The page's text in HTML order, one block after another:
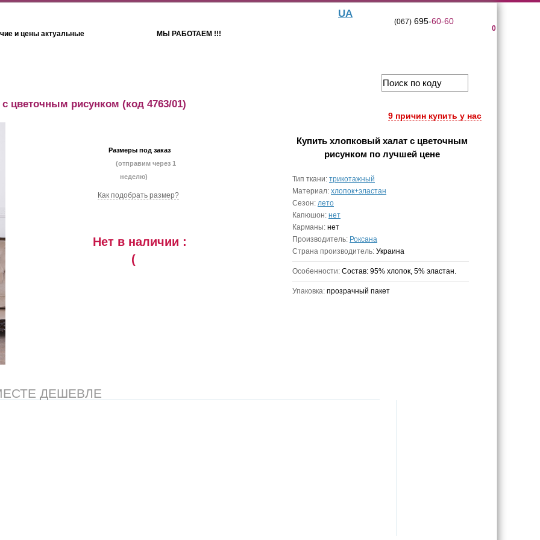
и цены актуальные МЫ РАБОТАЕМ !!!
UA
0
(067)695-60-60
9 причин купить у нас
цветочным рисунком (код 4763/01)
Размеры под заказ
(отправим через 1
неделю)
Как подобрать размер?
Нет в наличии :
(
Купить хлопковый халат с цветочным
рисунком по лучшей цене
Тип ткани: трикотажный
Материал: хлопок+эластан
Сезон: лето
Капюшон: нет
Карманы: нет
Производитель: Роксана
Страна производитель: Украина
Особенности: Состав: 95% хлопок, 5% эластан.
Упаковка: прозрачный пакет
ДЕШЕВЛЕ